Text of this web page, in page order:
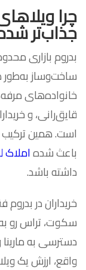
جذاب‌تر
بدروم بازاری
ساخت‌وساز
خانواده‌های
قایق‌رانی، و
است. همین
باعث شده
داشته باشد.
خریداران در
سکوت، تراس رو
دسترسی به
واقع، ارزش یک